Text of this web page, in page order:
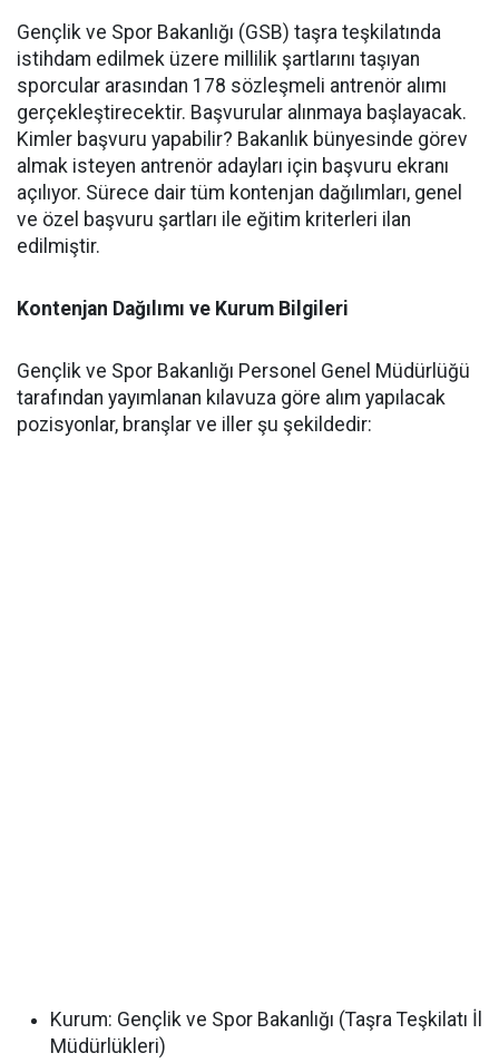
Gençlik ve Spor Bakanlığı (GSB) taşra teşkilatında
istihdam edilmek üzere millilik şartlarını taşıyan
sporcular arasından 178 sözleşmeli antrenör alımı
gerçekleştirecektir. Başvurular alınmaya başlayacak.
Kimler başvuru yapabilir? Bakanlık bünyesinde görev
almak isteyen antrenör adayları için başvuru ekranı
açılıyor. Sürece dair tüm kontenjan dağılımları, genel
ve özel başvuru şartları ile eğitim kriterleri ilan
edilmiştir.
Kontenjan Dağılımı ve Kurum Bilgileri
Gençlik ve Spor Bakanlığı Personel Genel Müdürlüğü
tarafından yayımlanan kılavuza göre alım yapılacak
pozisyonlar, branşlar ve iller şu şekildedir:
Kurum: Gençlik ve Spor Bakanlığı (Taşra Teşkilatı İl
Müdürlükleri)